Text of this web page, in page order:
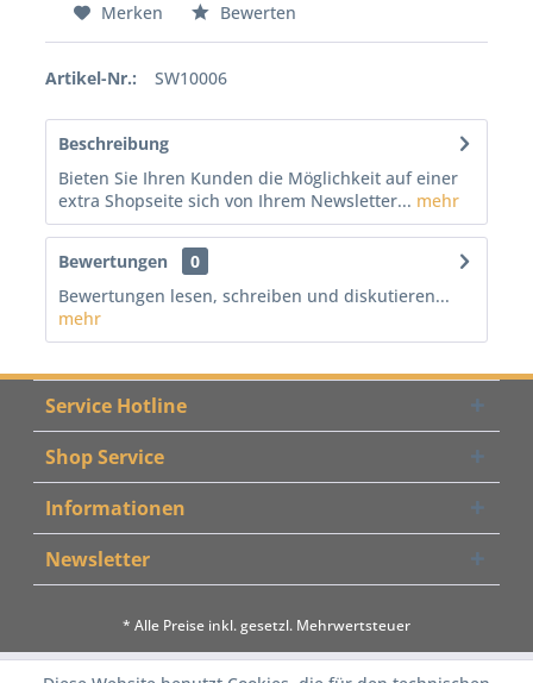
Merken Bewerten
Artikel-Nr.: SW10006
Beschreibung
Bieten Sie Ihren Kunden die Möglichkeit auf einer
extra Shopseite sich von Ihrem Newsletter... mehr
Bewertungen
0
Bewertungen lesen, schreiben und diskutieren...
mehr
Service Hotline
Shop Service
Informationen
Newsletter
* Alle Preise inkl. gesetzl. Mehrwertsteuer